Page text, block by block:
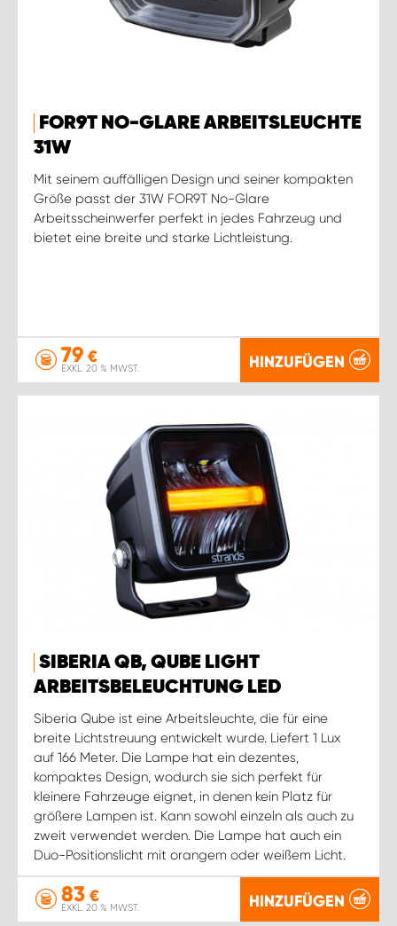
FOR9T NO-GLARE ARBEITSLEUCHTE
31W
Mit seinem auffälligen Design und seiner kompakten
Größe passt der 31W FOR9T No-Glare
Arbeitsscheinwerfer perfekt in jedes Fahrzeug und
bietet eine breite und starke Lichtleistung.
79 €
EXKL. 20 % MWST. HINZUFÜGEN
SIBERIA QB, QUBE LIGHT
ARBEITSBELEUCHTUNG LED
Siberia Qube ist eine Arbeitsleuchte, die für eine
breite Lichtstreuung entwickelt wurde. Liefert 1 Lux
auf 166 Meter. Die Lampe hat ein dezentes,
kompaktes Design, wodurch sie sich perfekt für
kleinere Fahrzeuge eignet, in denen kein Platz für
größere Lampen ist. Kann sowohl einzeln als auch zu
zweit verwendet werden. Die Lampe hat auch ein
Duo-Positionslicht mit orangem oder weißem Licht.
83 €
EXKL. 20 % MWST. HINZUFÜGEN